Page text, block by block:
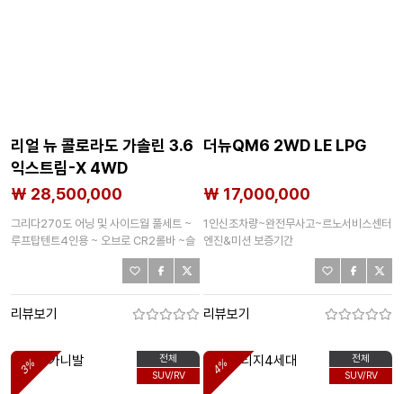
리얼 뉴 콜로라도 가솔린 3.6
익스트림-X 4WD
₩ 28,500,000
그리다270도 어닝 및 사이드월 풀세트 ~
루프탑텐트4인용 ~ 오브로 CR2롤바 ~슬
리뷰보기
더뉴QM6 2WD LE LPG
₩ 17,000,000
1인신조차량~완전무사고~르노서비스센터
엔진&미션 보증기간
리뷰보기
전체
SUV/RV
3%
전체
SUV/RV
4%